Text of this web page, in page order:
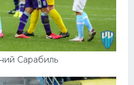
Сарабиль